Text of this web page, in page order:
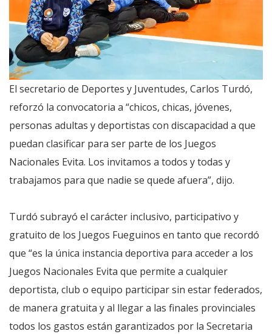
El secretario de Deportes y Juventudes, Carlos Turdó,
reforzó la convocatoria a “chicos, chicas, jóvenes,
personas adultas y deportistas con discapacidad a que
puedan clasificar para ser parte de los Juegos
Nacionales Evita. Los invitamos a todos y todas y
trabajamos para que nadie se quede afuera”, dijo.
Turdó subrayó el carácter inclusivo, participativo y
gratuito de los Juegos Fueguinos en tanto que recordó
que “es la única instancia deportiva para acceder a los
Juegos Nacionales Evita que permite a cualquier
deportista, club o equipo participar sin estar federados,
de manera gratuita y al llegar a las finales provinciales
todos los gastos están garantizados por la Secretaria